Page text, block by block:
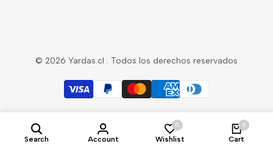
Suscríbete
© 2026 Yardas.cl . Todos los derechos reservados
Search Account
0
Wishlist
0
Cart